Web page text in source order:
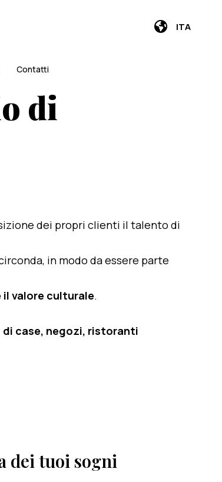
ITA
Contatti
di
dei propri clienti il talento di
in modo da essere parte
valore culturale.
case, negozi, ristoranti
dei tuoi sogni